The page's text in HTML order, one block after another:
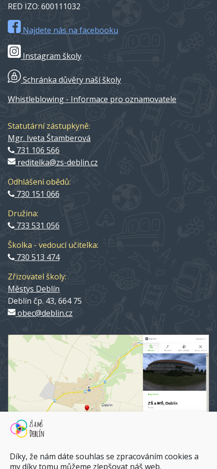
Díky, že nám dáte souhlas se zpracováním cookies a
my díky tomu můžeme zlepšovat náš web.
RED IZO: 600111032
Najdete nás na facebooku
Instagram školy
Schránka důvěry naší školy
Whistleblowing - Informace pro oznamovatele
Statutární zástupkyně:
Mgr. Iveta Štamberová
731 106 566
reditelka@zs-deblin.cz
Odhlášení obědů:
730 151 066
Družina:
733 531 056
Školka - vedoucí učitelka:
730 513 474
Zřizovatel školy:
Městys Deblín
Deblín čp. 43, 664 75
obec@deblin.cz